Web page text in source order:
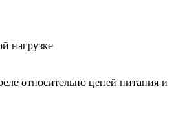
нагрузке
относительно цепей питания и